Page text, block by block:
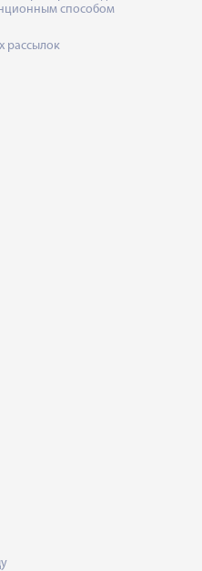
способом
рассылок